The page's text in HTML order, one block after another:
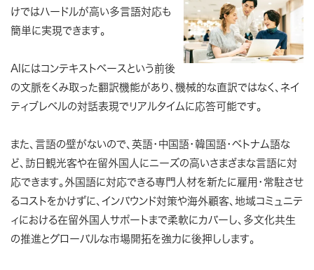
けではハードルが高い多言語対応も
簡単に実現できます。
AIにはコンテキストベースという前後
の文脈をくみ取った翻訳機能があり、機械的な直訳ではなく、ネイ
ティブレベルの対話表現でリアルタイムに応答可能です。
また、言語の壁がないので、英語・中国語・韓国語・ベトナム語な
ど、訪日観光客や在留外国人にニーズの高いさまざまな言語に対
応できます。外国語に対応できる専門人材を新たに雇用・常駐させ
るコストをかけずに、インバウンド対策や海外顧客、地域コミュニテ
ィにおける在留外国人サポートまで柔軟にカバーし、多文化共生
の推進とグローバルな市場開拓を強力に後押しします。